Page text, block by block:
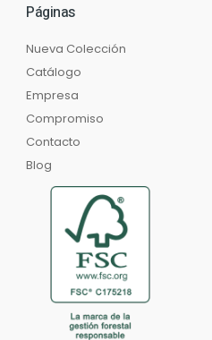
Páginas
Nueva Colección
Catálogo
Empresa
Compromiso
Contacto
Blog